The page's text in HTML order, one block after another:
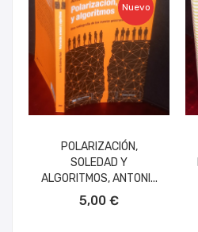
Nuevo
POLARIZACIÓN,
SOLEDAD Y
ALGORITMOS, ANTONI...
5,00 €